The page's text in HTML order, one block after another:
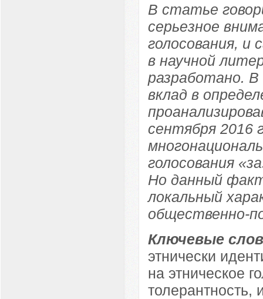
В статье
серьезное
голосования, и
в научной
разработано.
вклад в
сентября 2016
голосования
Но данный
локальный
общественно-
Ключевые
этнически
на этническое
толерантность,